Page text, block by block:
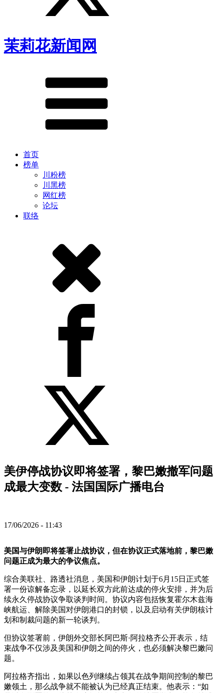
茉莉花新闻网
首页
榜单
川粉榜
川黑榜
网红榜
论坛
联络
美伊停战协议即将签署，黎巴嫩撤军问题
成最大变数 - 法国国际广播电台
17/06/2026 - 11:43
美国与伊朗即将签署止战协议，但在协议正式落地前，黎巴嫩
问题正成为最大的争议焦点。
综合美联社、路透社消息，美国和伊朗计划于6月15日正式签
署一份谅解备忘录，以延长双方此前达成的停火安排，并为后
续永久停战协议争取谈判时间。协议内容包括恢复霍尔木兹海
峡航运、解除美国对伊朗港口的封锁，以及启动有关伊朗核计
划和制裁问题的新一轮谈判。
但协议签署前，伊朗外交部长阿巴斯·阿拉格齐公开表示，结
束战争不仅涉及美国和伊朗之间的停火，也必须解决黎巴嫩问
题。
阿拉格齐指出，如果以色列继续占领其在战争期间控制的黎巴
嫩领土，那么战争就不能被认为已经真正结束。他表示：“如